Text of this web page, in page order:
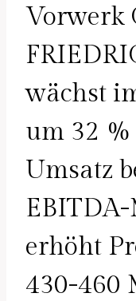
Vorwerk
wächst
um 32
Umsatz
erhöht
430-460